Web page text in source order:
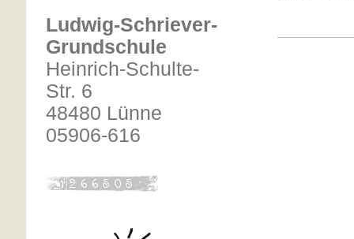
Ludwig-Schriever-
Grundschule
Heinrich-Schulte-
Str. 6
48480 Lünne
05906-616